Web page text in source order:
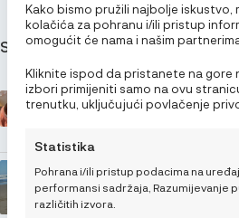
Kako bismo pružili najbolje
kolačića za pohranu i/ili pristup
omogućit će nama i našim
oglase. Nepristanak ili povlačenje
značajke i funkcije.
Kliknite ispod da pristanete na gore
izbori primijeniti samo na ovu
trenutku, uključujući povlačenje
Statistika
Pohrana i/ili pristup podacima na
performansi sadržaja, Razumijevanje
različitih izvora.
SAVJETI
Što ponijeti bebi za
obrok na plaži ili
Nutricionistica donosi
Kako pomoći bebi da
lakše podnese